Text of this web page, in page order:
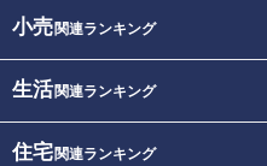
小売関連ランキング
生活関連ランキング
住宅関連ランキング